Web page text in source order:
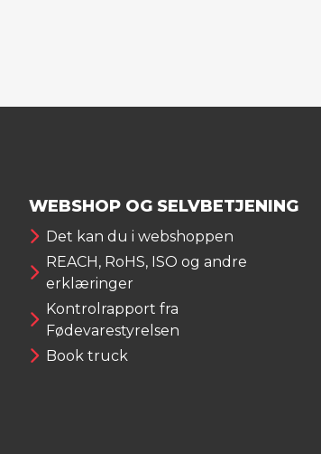
WEBSHOP OG SELVBETJENING
Det kan du i webshoppen
REACH, RoHS, ISO og andre
erklæringer
Kontrolrapport fra
Fødevarestyrelsen
Book truck